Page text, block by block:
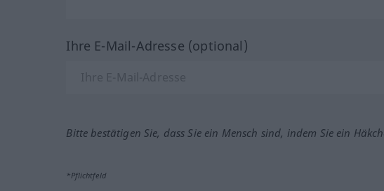
Ihre E-Mail-Adresse (optional)
Bitte bestätigen Sie, dass Sie ein Mensch sind, indem Sie ein
*Pflichtfeld